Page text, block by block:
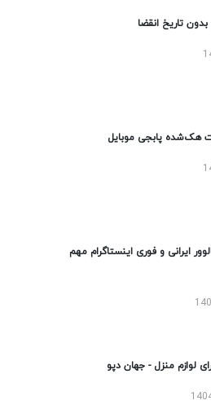
تاریخ انقضا
هک‌شده پابجی موبایل
ایرانی و فوری اینستاگرام مهم
لوازم منزل - جهان دپو